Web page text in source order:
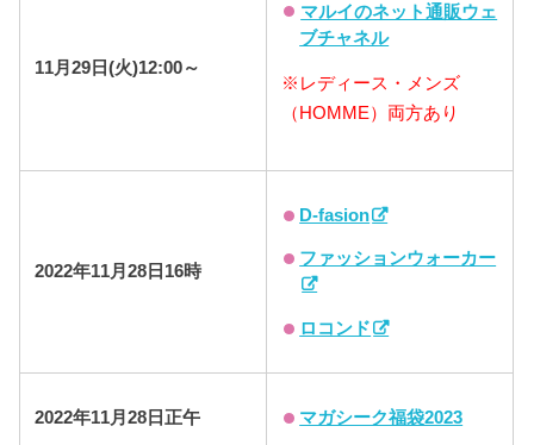
11月29日(火)12:00～
マルイのネット通販ウェ
ブチャネル
※レディース・メンズ
（HOMME）両方あり
2022年11月28日16時
D-fasion
ファッションウォーカー
ロコンド
2022年11月28日正午 マガシーク福袋2023